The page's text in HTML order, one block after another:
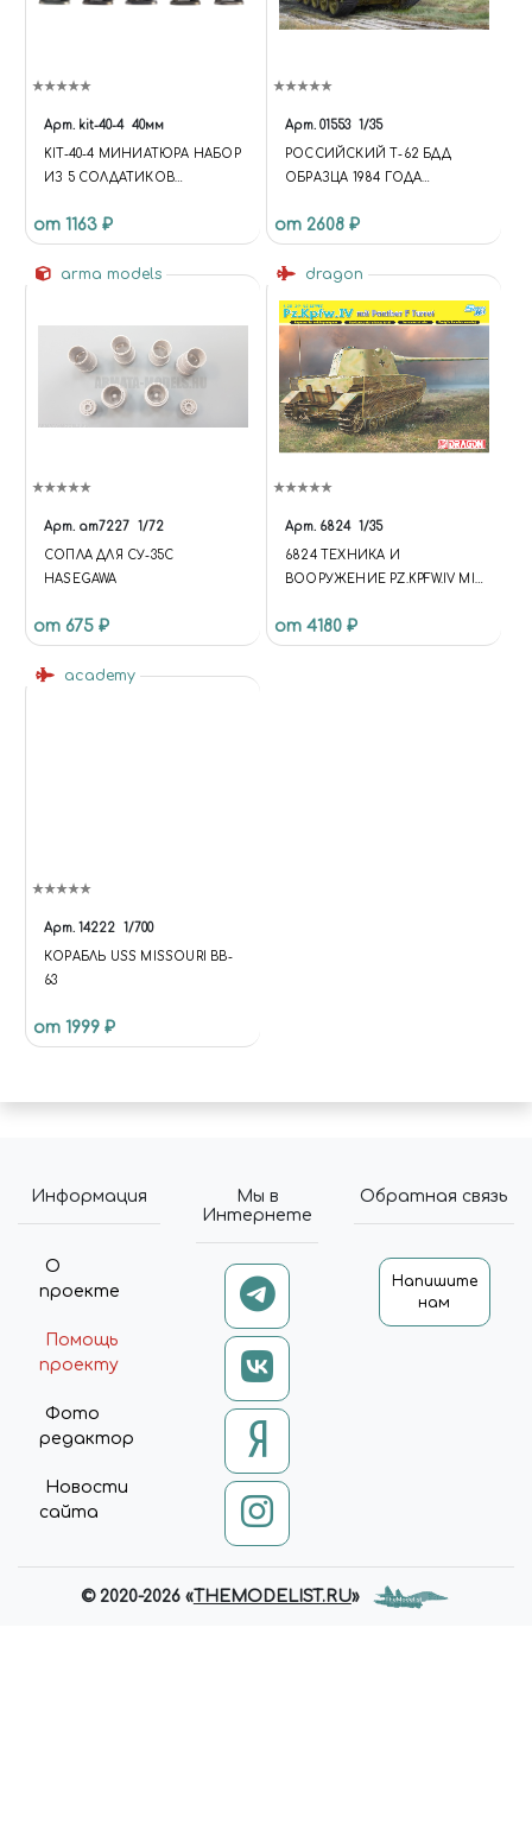
Арт. kit-40-4 40мм
KIT-40-4 МИНИАТЮРА НАБОР
ИЗ 5 СОЛДАТИКОВ
от 1163 ₽
Арт. 01553 1/35
РОССИЙСКИЙ Т-62 БДД
ОБРАЗЦА 1984 ГОДА
1962 ГОДА) RUSSIAN T-62 BDD
1984 MODEL (MODIFIED 1962
MODEL)
от 2608 ₽
arma models
Арт. am7227 1/72
СОПЛА ДЛЯ СУ-35С
HASEGAWA
от 675 ₽
dragon
Арт. 6824 1/35
6824 ТЕХНИКА И
ВООРУЖЕНИЕ PZ.KPFW.IV MIT
от 4180 ₽
academy
Арт. 14222 1/700
КОРАБЛЬ USS MISSOURI BB-
63
от 1999 ₽
Информация
О
проекте
Помощь
проекту
Фото
редактор
Новости
сайта
Мы в
Интернете
Обратная связь
Напишите
нам
© 2020-2026 «THEMODELIST.RU»